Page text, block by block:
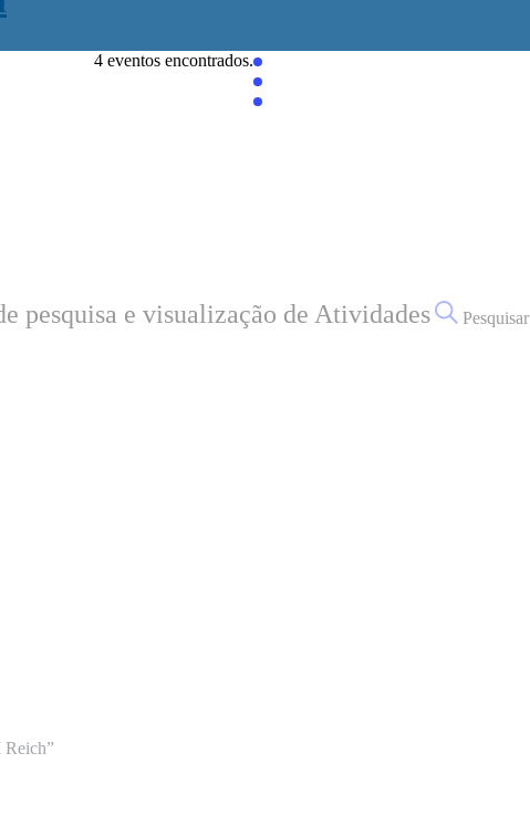
4 eventos encontrados.
pesquisa e visualização de Atividades Pesquisar
Reich”